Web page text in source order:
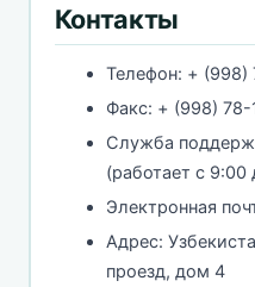
Контакты
Телефон: +
Факс: + (998)
Служба
(работает с 9:00
Электронная
Адрес:
проезд, дом 4